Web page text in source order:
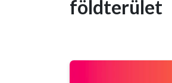
földterület